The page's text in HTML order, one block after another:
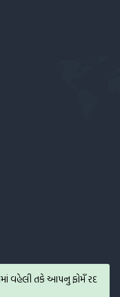
વહેલી તકે આપનુ ફોમઁ રદ